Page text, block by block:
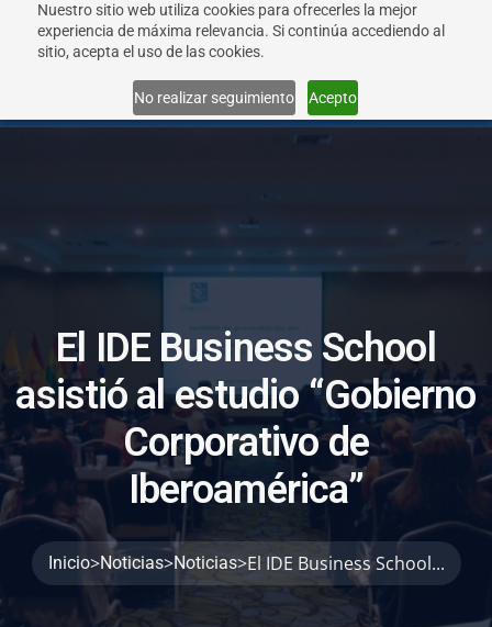
Nuestro sitio web utiliza cookies para ofrecerles la mejor
experiencia de máxima relevancia. Si continúa accediendo al
sitio, acepta el uso de las cookies.
No realizar seguimiento Acepto
El IDE Business Schoo
asistió alestudio“Gobierno
Corporativode
Iberoamérica”
Inicio>Noticias>Noticias>El IDE Business School...